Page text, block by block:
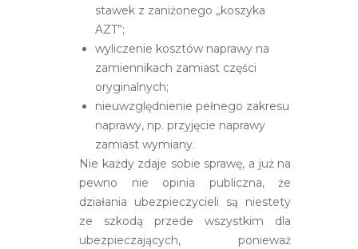
stawek z zaniżonego „koszyka
AZT”;
wyliczenie kosztów naprawy na
zamiennikach zamiast części
oryginalnych;
nieuwzględnienie pełnego zakresu
naprawy, np. przyjęcie naprawy
zamiast wymiany.
Nie każdy zdaje sobie sprawę, a już na
pewno nie opinia publiczna, że
działania ubezpieczycieli są niestety
ze szkodą przede wszystkim dla
ubezpieczających, ponieważ